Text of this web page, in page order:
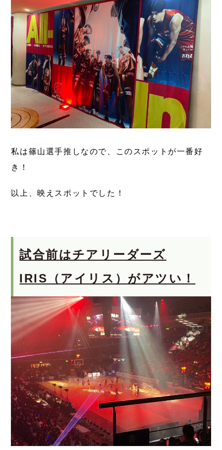
私は篠山選手推しなので、このスポットが一番好
き！
以上、映えスポットでした！
試合前はチアリーダーズ
IRIS（アイリス）がアツい！